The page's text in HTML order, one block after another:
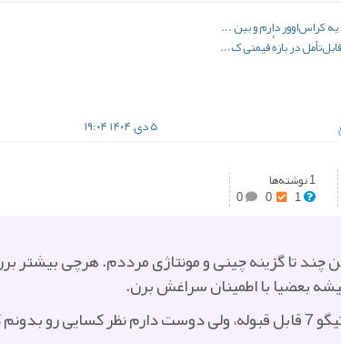
کراس‌اوور دارم و بین ...
۵ دی, ۱۴۰۴ ۱۹:۰۴
1 نوشته‌ها
1
0
0
تا گزینه چینی و مونتاژی مرددم. هرچی بیشتر
بعضیا با اطمینان سراغش برن.
از نظر ظاهر، امکانات رفاهی و ایمنی، به نظرم تیگو 7 قابل قبوله، ولی دوست